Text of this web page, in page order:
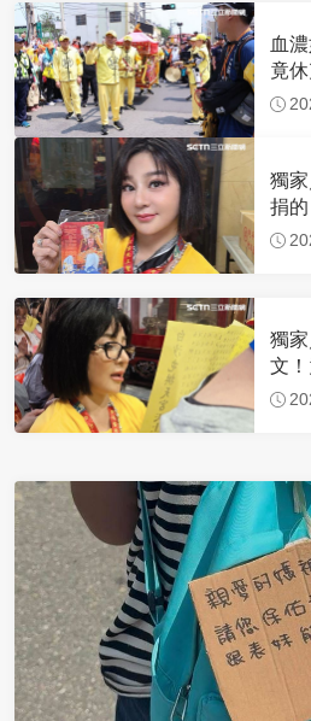
血
竟
獨
捐
蹟
獨
文
布忍